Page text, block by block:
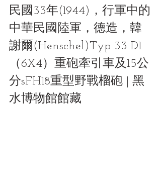
民國33年(1944)，行軍中的
中華民國陸軍，德造，韓
謝爾(Henschel)Typ 33 D1
（6X4）重砲牽引車及15公
分sFH18重型野戰榴砲 | 黑
水博物館館藏